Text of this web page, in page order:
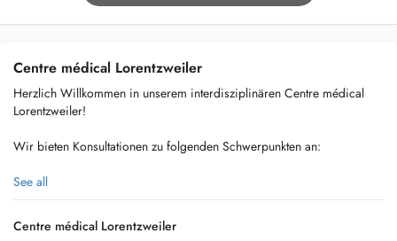
Centre médical Lorentzweiler
Herzlich Willkommen in unserem interdisziplinären Centre médical
Lorentzweiler!
Wir bieten Konsultationen zu folgenden Schwerpunkten an:
- Hausärztliche Versorgung
- Diabetes mellitus Typ II
See all
Centre médical Lorentzweiler